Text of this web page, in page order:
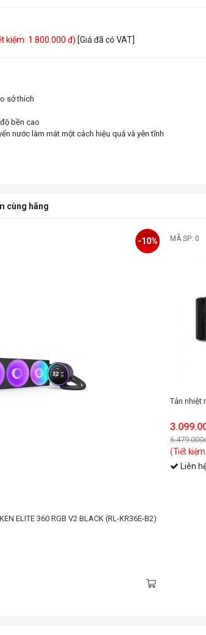
kiệm: 1.800.000 đ) [Giá đã có VAT]
sở thích
bền cao
nước làm mát một cách hiệu quả và yên tĩnh
cùng hãng
ELITE 360 RGB V2 BLACK (RL-KR36E-B2)
-10% MÃ SP: 0
Tản nhiệt
(Tiết
Liên